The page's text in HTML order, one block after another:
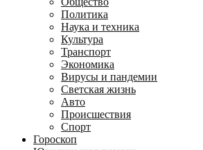
Политика
Наука и техника
Культура
Транспорт
Экономика
Вирусы и пандемии
Светская жизнь
Авто
Происшествия
Спорт
Гороскоп